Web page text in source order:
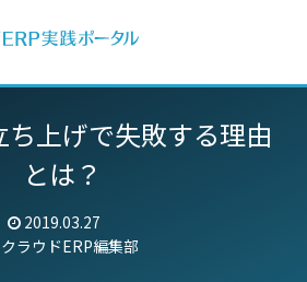
上げで失敗する理由
とは？
2019.03.27
クラウドERP編集部